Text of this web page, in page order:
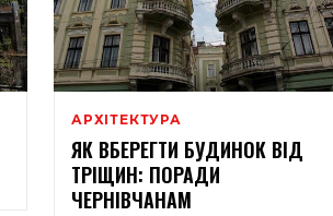
АРХІТЕКТУРА
ЯК ВБЕРЕГТИ БУДИНОК ВІД
ТРІЩИН: ПОРАДИ
ЧЕРНІВЧАНАМ